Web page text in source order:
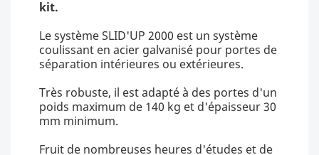
kit.
Le système SLID'UP 2000 est un système
coulissant en acier galvanisé pour portes de
séparation intérieures ou extérieures.
Très robuste, il est adapté à des portes d'un
poids maximum de 140 kg et d'épaisseur 30
mm minimum.
Fruit de nombreuses heures d'études et de